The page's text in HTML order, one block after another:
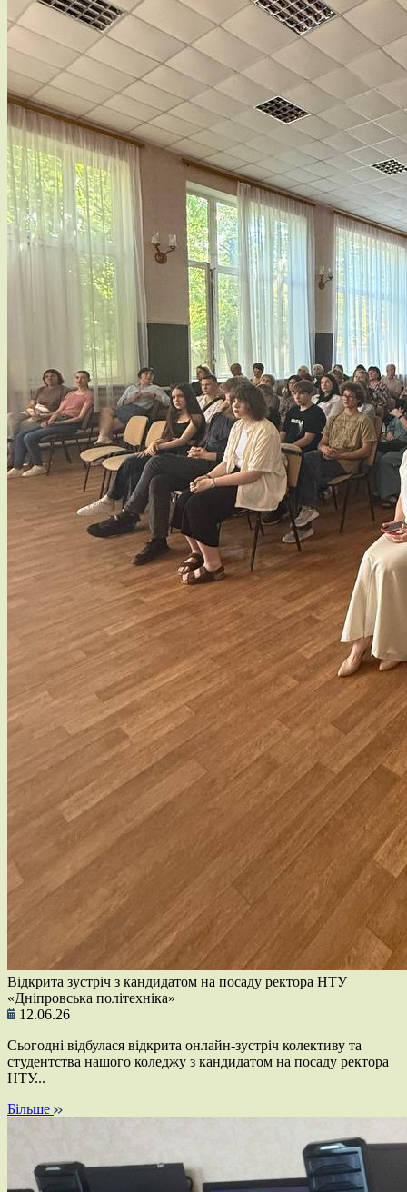
Відкрита зустріч з кандидатом на посаду ректора НТУ
«Дніпровська політехніка»
12.06.26
Сьогодні відбулася відкрита онлайн-зустріч колективу та
студентства нашого коледжу з кандидатом на посаду ректора
НТУ...
Більше